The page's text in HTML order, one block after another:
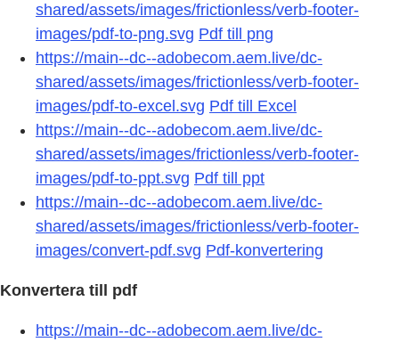
shared/assets/images/frictionless/verb-footer-
images/pdf-to-png.svg Pdf till png
https://main--dc--adobecom.aem.live/dc-
shared/assets/images/frictionless/verb-footer-
images/pdf-to-excel.svg Pdf till Excel
https://main--dc--adobecom.aem.live/dc-
shared/assets/images/frictionless/verb-footer-
images/pdf-to-ppt.svg Pdf till ppt
https://main--dc--adobecom.aem.live/dc-
shared/assets/images/frictionless/verb-footer-
images/convert-pdf.svg Pdf-konvertering
Konvertera till pdf
https://main--dc--adobecom.aem.live/dc-